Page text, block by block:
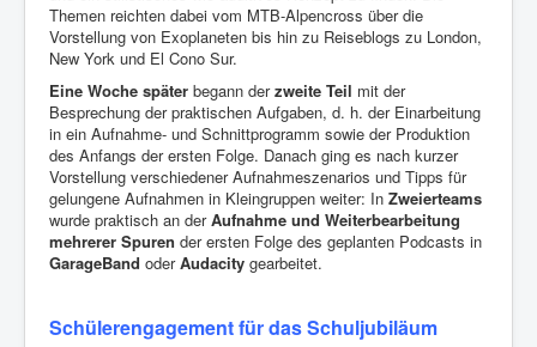
Themen reichten dabei vom MTB-Alpencross über die
Vorstellung von Exoplaneten bis hin zu Reiseblogs zu London,
New York und El Cono Sur.
Eine Woche später begann derzweite Teil mit der
Besprechung der praktischen Aufgaben, d. h. der Einarbeitung
in ein Aufnahme- und Schnittprogramm sowie der Produktion
des Anfangs der ersten Folge. Danach ging es nach kurzer
Vorstellung verschiedener Aufnahmeszenarios und Tipps für
gelungene Aufnahmen in Kleingruppen weiter: In Zweierteams
wurde praktisch an derAufnahme und Weiterbearbeitung
mehrerer Spuren der ersten Folge des geplanten Podcasts in
GarageBand oderAudacity gearbeitet.
Schülerengagement für das Schuljubiläum